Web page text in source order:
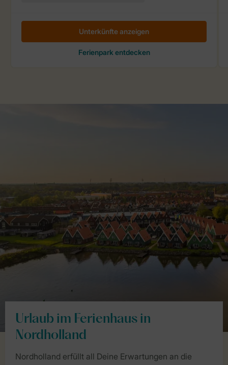
Urlaub im Ferienhaus in
Nordholland
Nordholland erfüllt all Deine Erwartungen an die